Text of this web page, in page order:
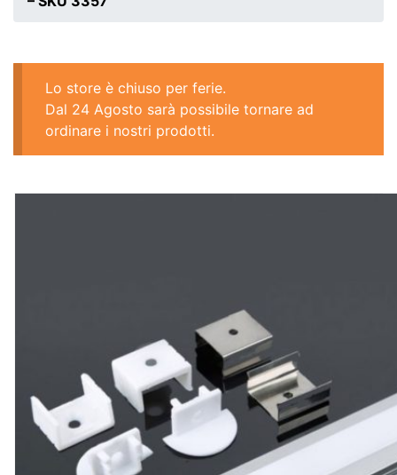
Lo store è chiuso per ferie.
Dal 24 Agosto sarà possibile tornare ad
ordinare i nostri prodotti.